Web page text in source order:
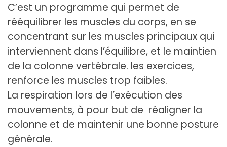
C’est un programme qui permet de
rééquilibrer les muscles du corps, en se
concentrant sur les muscles principaux qui
interviennent dans l’équilibre, et le maintien
de la colonne vertébrale. les exercices,
renforce les muscles trop faibles.
La respiration lors de l’exécution des
mouvements, à pour but de réaligner la
colonne et de maintenir une bonne posture
générale.